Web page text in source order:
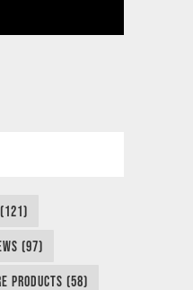
(121)
(97)
PRODUCTS (58)